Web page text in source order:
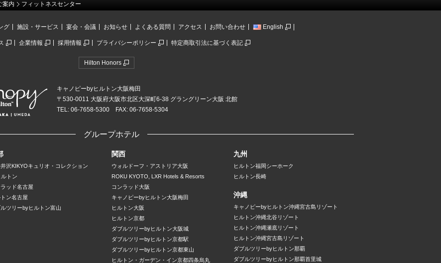
案内 フィットネスセンター
グ 施設・サービス 宴会・会議 お知らせ よくある質問 アクセス お問い合わせ English
企業情報 採用情報 プライバシーポリシー 特定商取引法に基づく表記
Hilton Honors
キャノピーbyヒルトン大阪梅田
〒530-0011 大阪府大阪市北区大深町6-38 グラングリーン大阪 北館
TEL: 06-7658-5300 FAX: 06-7658-5304
グループホテル
井沢KIKYOキュリオ・コレクション
トン
ラッド名古屋
トン名古屋
ツリーbyヒルトン富山
関西
ウォルドーフ・アストリア大阪
ROKU KYOTO, LXR Hotels & Resorts
コンラッド大阪
キャノピーbyヒルトン大阪梅田
ヒルトン大阪
ヒルトン京都
ダブルツリーbyヒルトン大阪城
ダブルツリーbyヒルトン京都駅
ダブルツリーbyヒルトン京都東山
ヒルトン・ガーデン・イン京都四条烏丸
九州
ヒルトン福岡シーホーク
ヒルトン長崎
沖縄
キャノピーbyヒルトン沖縄宮古島リゾート
ヒルトン沖縄北谷リゾート
ヒルトン沖縄瀬底リゾート
ヒルトン沖縄宮古島リゾート
ダブルツリーbyヒルトン那覇
ダブルツリーbyヒルトン那覇首里城